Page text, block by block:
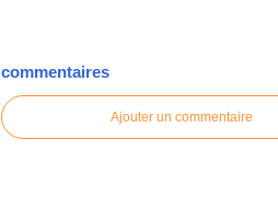
commentaires
Ajouter un commentaire